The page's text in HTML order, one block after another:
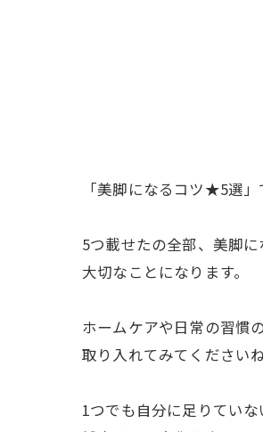
「美脚になるコツ★5選
5つ載せたの全部、美脚
大切なことになります。
ホームケアや日常の習慣
取り入れてみてください
1つでも自分に足りていな